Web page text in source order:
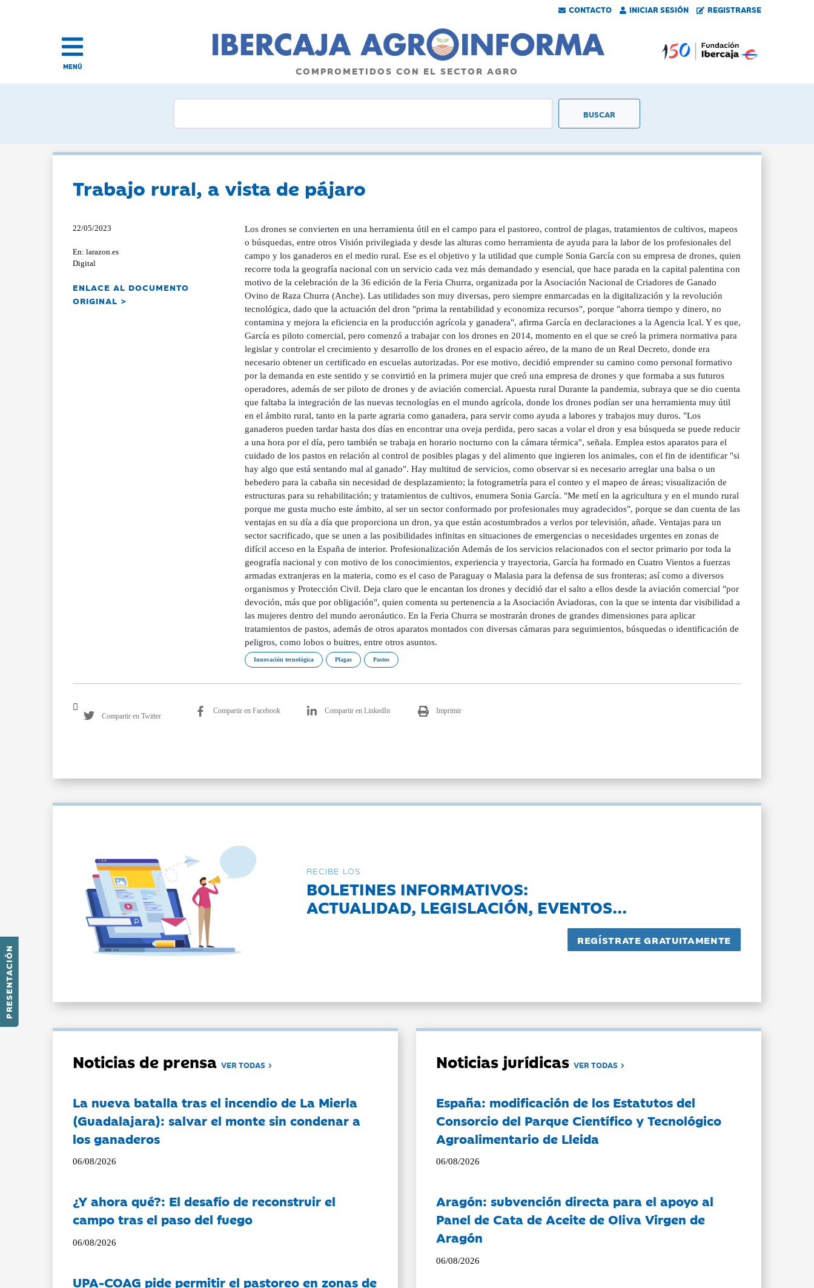
CONTACTO INICIAR SESIÓN REGISTRARSE
PRESENTACIÓN
MENÚ COMPROMETIDOS CON EL SECTOR AGRO
Trabajo rural, a vista de pájaro
22/05/2023
En: larazon.es
Digital
ENLACE AL DOCUMENTO
ORIGINAL >
Los drones se convierten en una herramienta útil en el campo para el pastoreo, control de plagas, tratamientos de cultivos, mapeos
o búsquedas, entre otros Visión privilegiada y desde las alturas como herramienta de ayuda para la labor de los profesionales del
campo y los ganaderos en el medio rural. Ese es el objetivo y la utilidad que cumple Sonia García con su empresa de drones, quien
recorre toda la geografía nacional con un servicio cada vez más demandado y esencial, que hace parada en la capital palentina con
motivo de la celebración de la 36 edición de la Feria Churra, organizada por la Asociación Nacional de Criadores de Ganado
Ovino de Raza Churra (Anche). Las utilidades son muy diversas, pero siempre enmarcadas en la digitalización y la revolución
tecnológica, dado que la actuación del dron "prima la rentabilidad y economiza recursos", porque "ahorra tiempo y dinero, no
contamina y mejora la eficiencia en la producción agrícola y ganadera", afirma García en declaraciones a la Agencia Ical. Y es que,
García es piloto comercial, pero comenzó a trabajar con los drones en 2014, momento en el que se creó la primera normativa para
legislar y controlar el crecimiento y desarrollo de los drones en el espacio aéreo, de la mano de un Real Decreto, donde era
necesario obtener un certificado en escuelas autorizadas. Por ese motivo, decidió emprender su camino como personal formativo
por la demanda en este sentido y se convirtió en la primera mujer que creó una empresa de drones y que formaba a sus futuros
operadores, además de ser piloto de drones y de aviación comercial. Apuesta rural Durante la pandemia, subraya que se dio cuenta
que faltaba la integración de las nuevas tecnologías en el mundo agrícola, donde los drones podían ser una herramienta muy útil
en el ámbito rural, tanto en la parte agraria como ganadera, para servir como ayuda a labores y trabajos muy duros. "Los
ganaderos pueden tardar hasta dos días en encontrar una oveja perdida, pero sacas a volar el dron y esa búsqueda se puede reducir
a una hora por el día, pero también se trabaja en horario nocturno con la cámara térmica", señala. Emplea estos aparatos para el
cuidado de los pastos en relación al control de posibles plagas y del alimento que ingieren los animales, con el fin de identificar "si
hay algo que está sentando mal al ganado". Hay multitud de servicios, como observar si es necesario arreglar una balsa o un
bebedero para la cabaña sin necesidad de desplazamiento; la fotogrametría para el conteo y el mapeo de áreas; visualización de
estructuras para su rehabilitación; y tratamientos de cultivos, enumera Sonia García. "Me metí en la agricultura y en el mundo rural
porque me gusta mucho este ámbito, al ser un sector conformado por profesionales muy agradecidos", porque se dan cuenta de las
ventajas en su día a día que proporciona un dron, ya que están acostumbrados a verlos por televisión, añade. Ventajas para un
sector sacrificado, que se unen a las posibilidades infinitas en situaciones de emergencias o necesidades urgentes en zonas de
difícil acceso en la España de interior. Profesionalización Además de los servicios relacionados con el sector primario por toda la
geografía nacional y con motivo de los conocimientos, experiencia y trayectoria, García ha formado en Cuatro Vientos a fuerzas
armadas extranjeras en la materia, como es el caso de Paraguay o Malasia para la defensa de sus fronteras; así como a diversos
organismos y Protección Civil. Deja claro que le encantan los drones y decidió dar el salto a ellos desde la aviación comercial "por
devoción, más que por obligación", quien comenta su pertenencia a la Asociación Aviadoras, con la que se intenta dar visibilidad a
las mujeres dentro del mundo aeronáutico. En la Feria Churra se mostrarán drones de grandes dimensiones para aplicar
tratamientos de pastos, además de otros aparatos montados con diversas cámaras para seguimientos, búsquedas o identificación de
peligros, como lobos o buitres, entre otros asuntos.
Innovación tecnológica Plagas Pastos
Compartir en Twitter
Compartir en Facebook Compartir en LinkedIn Imprimir
RECIBE LOS
BOLETINES INFORMATIVOS:
ACTUALIDAD, LEGISLACIÓN, EVENTOS...
Noticias de prensaVER TODAS
La nueva batalla tras el incendio de La Mierla
(Guadalajara): salvar el monte sin condenar a
los ganaderos
06/08/2026
¿Y ahora qué?: El desafío de reconstruir el
campo tras el paso del fuego
06/08/2026
UPA-COAG pide permitir el pastoreo en zonas de
Noticias jurídicasVER TODAS
España: modificación de los Estatutos del
Consorcio del Parque Científico y Tecnológico
Agroalimentario de Lleida
06/08/2026
Aragón: subvención directa para el apoyo al
Panel de Cata de Aceite de Oliva Virgen de
Aragón
06/08/2026